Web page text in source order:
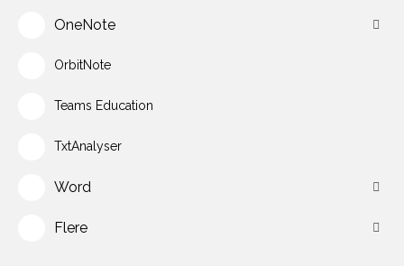
OneNote
OrbitNote
Teams Education
TxtAnalyser
Word
Flere